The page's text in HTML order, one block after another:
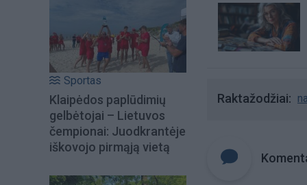
Sportas
Klaipėdos paplūdimių
gelbėtojai – Lietuvos
čempionai: Juodkrantėje
iškovojo pirmąją vietą
Raktažodžiai